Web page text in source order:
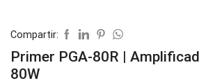
Compartir:
Primer PGA-80R |
80W